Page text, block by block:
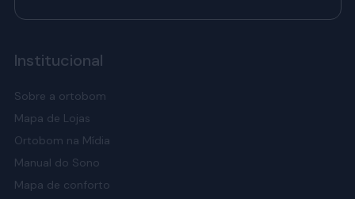
Institucional
Sobre a ortobom
Mapa de Lojas
Ortobom na Mídia
Manual do Sono
Mapa de conforto